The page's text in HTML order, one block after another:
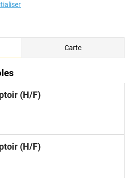
Carte
(H/F)(Nouvelle
(H/F)(Nouvelle